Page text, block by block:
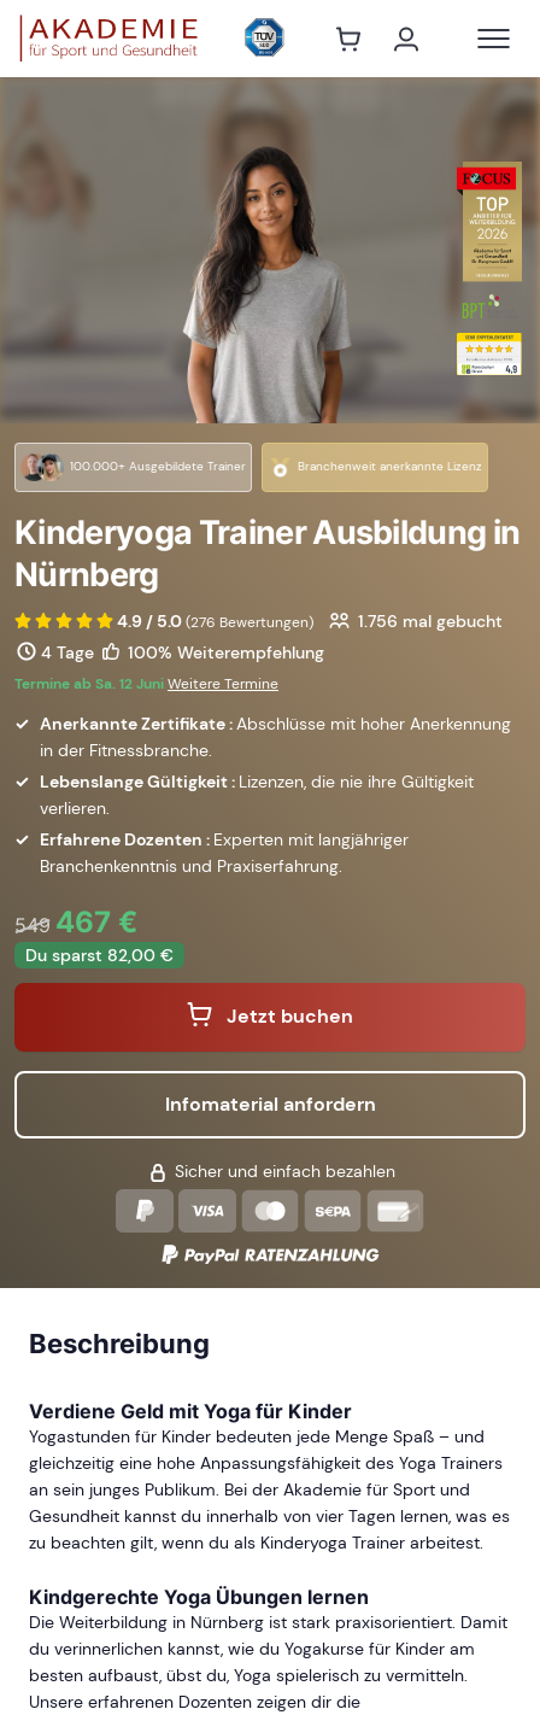
100.000+ Ausgebildete Trainer Branchenweit anerkannte Lizenz
Kinderyoga Trainer Ausbildung in
Nürnberg
4.9 / 5.0(276 Bewertungen) 1.756 mal gebucht
4 Tage
100% Weiterempfehlung
Termine ab Sa. 12 JuniWeitere Termine
Anerkannte Zertifikate :Abschlüsse mit hoher Anerkennung
in der Fitnessbranche.
Lebenslange Gültigkeit : Lizenzen, die nie ihre Gültigkeit
verlieren.
Erfahrene Dozenten : Experten mit langjähriger
Branchenkenntnis und Praxiserfahrung.
549 467 €
Du sparst 82,00 €
Jetzt buchen
Infomaterial anfordern
Sicher und einfach bezahlen
Beschreibung
Verdiene Geld mit Yoga für Kinder
Yogastunden für Kinder bedeuten jede Menge Spaß – und
gleichzeitig eine hohe Anpassungsfähigkeit des Yoga Trainers
an sein junges Publikum. Bei der Akademie für Sport und
Gesundheit kannst du innerhalb von vier Tagen lernen, was es
zu beachten gilt, wenn du als Kinderyoga Trainer arbeitest.
Kindgerechte Yoga Übungen lernen
Die Weiterbildung in Nürnberg ist stark praxisorientiert. Damit
du verinnerlichen kannst, wie du Yogakurse für Kinder am
besten aufbaust, übst du, Yoga spielerisch zu vermitteln.
Unsere erfahrenen Dozenten zeigen dir die